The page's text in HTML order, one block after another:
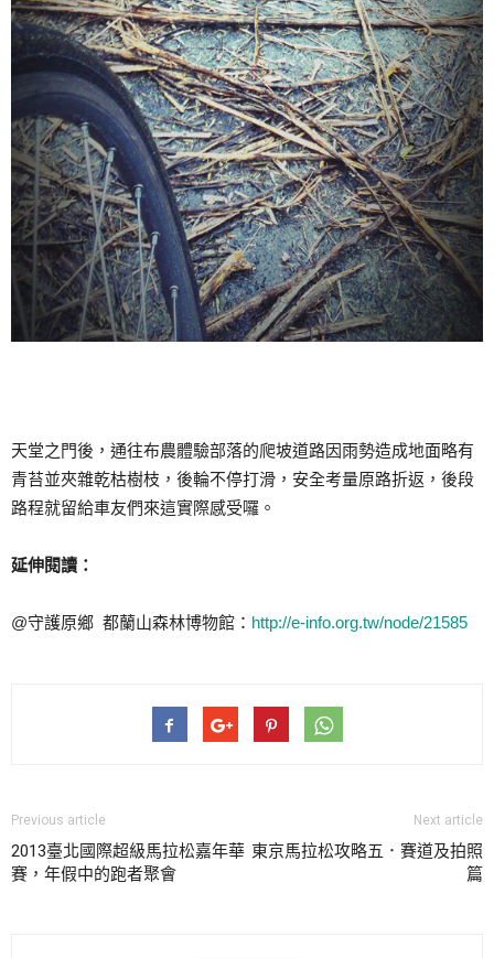
天堂之門後，通往布農體驗部落的爬坡道路因雨勢造成地面略有
青苔並夾雜乾枯樹枝，後輪不停打滑，安全考量原路折返，後段
路程就留給車友們來這實際感受囉。
延伸閱讀：
@守護原鄉 都蘭山森林博物館： http://e-info.org.tw/node/21585
Previous article
2013臺北國際超級馬拉松嘉年華
賽，年假中的跑者聚會
Next article
東京馬拉松攻略五．賽道及拍照
篇